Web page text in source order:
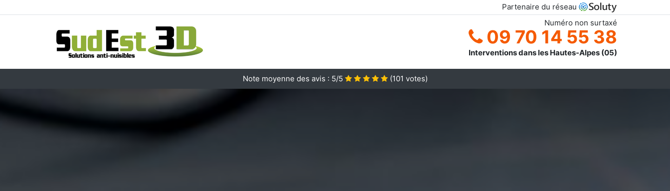
Partenaire du réseau
Numéro non surtaxé
09 70 14 55 38
Interventions dans les Hautes-Alpes (05)
Note moyenne des avis : 5/5 (101 votes)